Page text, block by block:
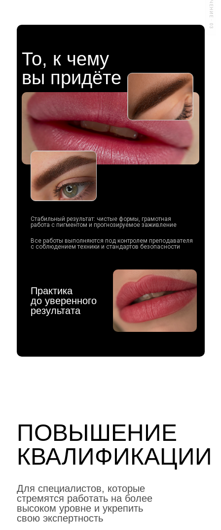
То, к чему
вы придёте
Стабильный результат: чистые формы, грамотная
работа с пигментом и прогнозируемое заживление
Все работы выполняются под контролем преподавателя
с соблюдением техники и стандартов безопасности
Практика
до уверенного
результата
ПОВЫШЕНИЕ
КВАЛИФИКАЦИИ
Для специалистов, которые
стремятся работать на более
высоком уровне и укрепить
свою экспертность
ОБУЧЕНИЕ · 03